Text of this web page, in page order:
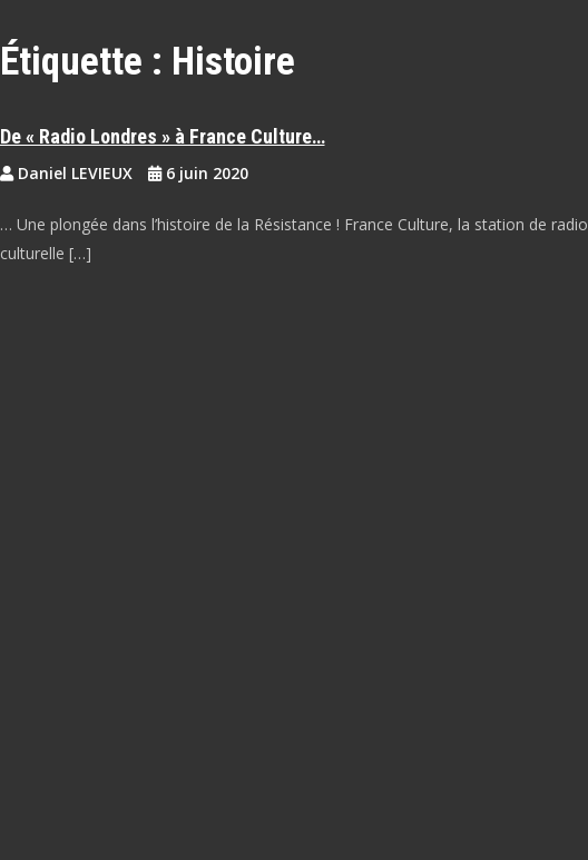
Étiquette : Histoire
De « Radio Londres » à France Culture…
Daniel LEVIEUX 6 juin 2020
… Une plongée dans l’histoire de la Résistance ! France Culture, la station de radio
culturelle […]